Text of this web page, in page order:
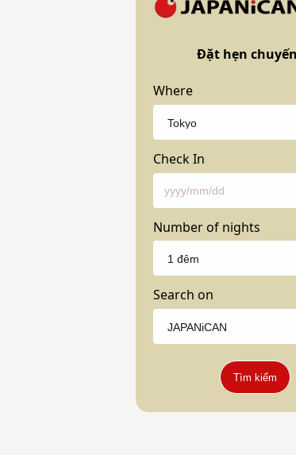
Đặt hẹn
Where
Check In
Number of nights
Search on
Tìm kiếm